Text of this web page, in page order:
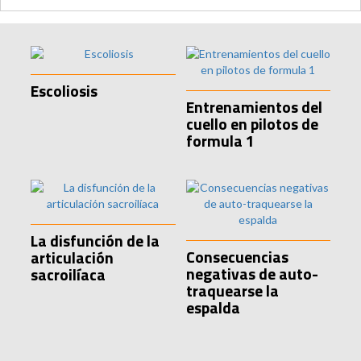
Escoliosis
Entrenamientos del
cuello en pilotos de
formula 1
La disfunción de la
articulación
sacroilíaca
Consecuencias
negativas de auto-
traquearse la
espalda